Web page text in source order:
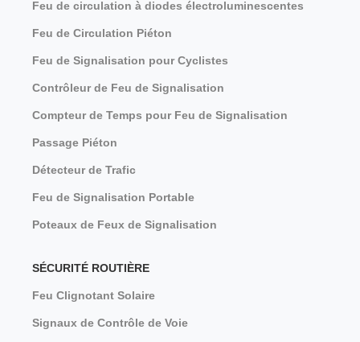
Feu de circulation à diodes électroluminescentes
Feu de Circulation Piéton
Feu de Signalisation pour Cyclistes
Contrôleur de Feu de Signalisation
Compteur de Temps pour Feu de Signalisation
Passage Piéton
Détecteur de Trafic
Feu de Signalisation Portable
Poteaux de Feux de Signalisation
SÉCURITÉ ROUTIÈRE
Feu Clignotant Solaire
Signaux de Contrôle de Voie